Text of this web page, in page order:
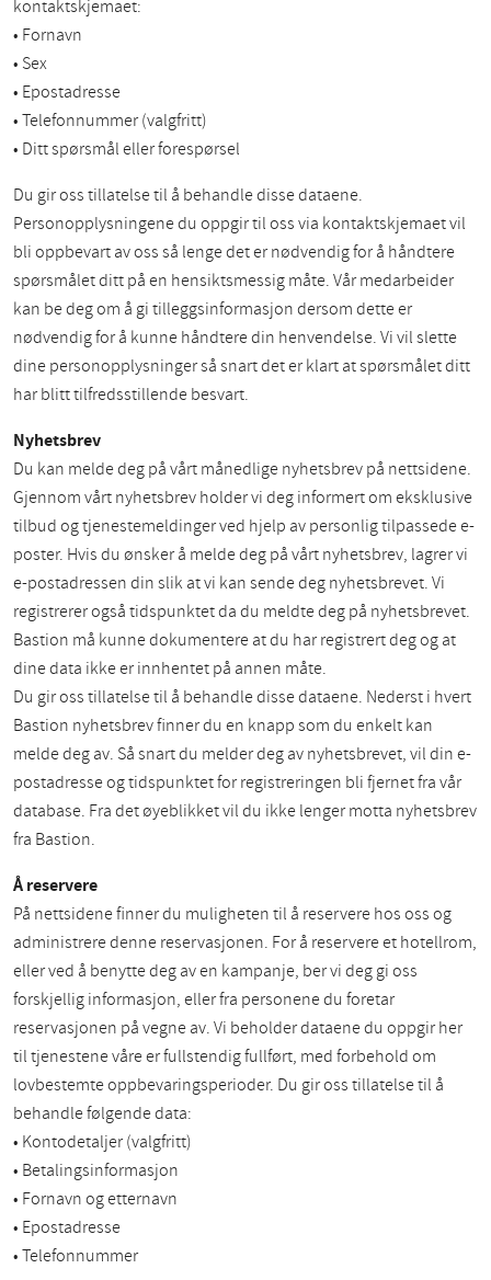
kontaktskjemaet:
• Fornavn
• Sex
• Epostadresse
• Telefonnummer (valgfritt)
• Ditt spørsmål eller forespørsel
Du gir oss tillatelse til å behandle disse dataene.
Personopplysningene du oppgir til oss via kontaktskjemaet vil
bli oppbevart av oss så lenge det er nødvendig for å håndtere
spørsmålet ditt på en hensiktsmessig måte. Vår medarbeider
kan be deg om å gi tilleggsinformasjon dersom dette er
nødvendig for å kunne håndtere din henvendelse. Vi vil slette
dine personopplysninger så snart det er klart at spørsmålet ditt
har blitt tilfredsstillende besvart.
Nyhetsbrev
Du kan melde deg på vårt månedlige nyhetsbrev på nettsidene.
Gjennom vårt nyhetsbrev holder vi deg informert om eksklusive
tilbud og tjenestemeldinger ved hjelp av personlig tilpassede e-
poster. Hvis du ønsker å melde deg på vårt nyhetsbrev, lagrer vi
e-postadressen din slik at vi kan sende deg nyhetsbrevet. Vi
registrerer også tidspunktet da du meldte deg på nyhetsbrevet.
Bastion må kunne dokumentere at du har registrert deg og at
dine data ikke er innhentet på annen måte.
Du gir oss tillatelse til å behandle disse dataene. Nederst i hvert
Bastion nyhetsbrev finner du en knapp som du enkelt kan
melde deg av. Så snart du melder deg av nyhetsbrevet, vil din e-
postadresse og tidspunktet for registreringen bli fjernet fra vår
database. Fra det øyeblikket vil du ikke lenger motta nyhetsbrev
fra Bastion.
Å reservere
På nettsidene finner du muligheten til å reservere hos oss og
administrere denne reservasjonen. For å reservere et hotellrom,
eller ved å benytte deg av en kampanje, ber vi deg gi oss
forskjellig informasjon, eller fra personene du foretar
reservasjonen på vegne av. Vi beholder dataene du oppgir her
til tjenestene våre er fullstendig fullført, med forbehold om
lovbestemte oppbevaringsperioder. Du gir oss tillatelse til å
behandle følgende data:
• Kontodetaljer (valgfritt)
• Betalingsinformasjon
• Fornavn og etternavn
• Epostadresse
• Telefonnummer